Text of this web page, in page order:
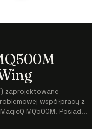
zaprojektowane
współpracy z
MQ500M. Posiad...